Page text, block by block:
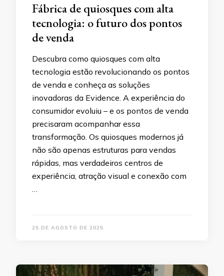
Fábrica de quiosques com alta
tecnologia: o futuro dos pontos
de venda
Descubra como quiosques com alta
tecnologia estão revolucionando os pontos
de venda e conheça as soluções
inovadoras da Evidence. A experiência do
consumidor evoluiu – e os pontos de venda
precisaram acompanhar essa
transformação. Os quiosques modernos já
não são apenas estruturas para vendas
rápidas, mas verdadeiros centros de
experiência, atração visual e conexão com
…
25 DE AGOSTO DE 2025